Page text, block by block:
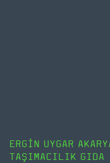
ERGİN UYGAR
TAŞIMACILIK GIDA